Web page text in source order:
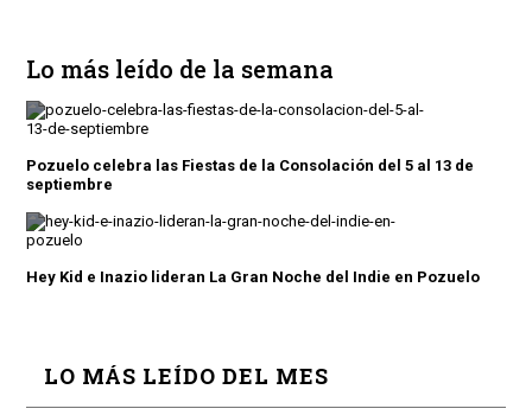
Lo más leído de la semana
Pozuelo celebra las Fiestas de la Consolación del 5 al 13 de
septiembre
Hey Kid e Inazio lideran La Gran Noche del Indie en Pozuelo
LO MÁS LEÍDO DEL MES